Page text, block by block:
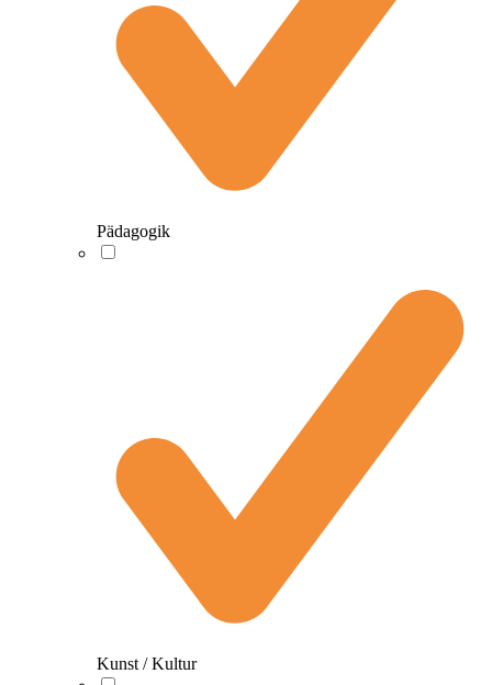
Pädagogik
Kunst / Kultur